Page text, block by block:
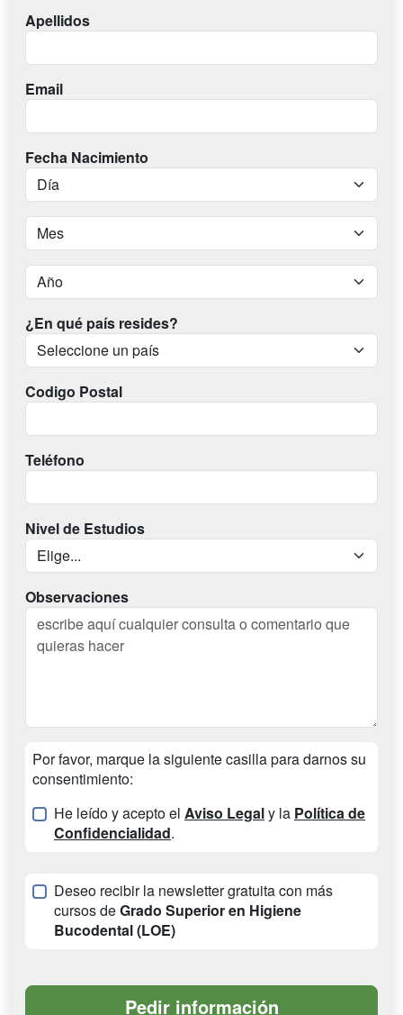
Apellidos
Email
Fecha Nacimiento
¿En qué país resides?
Codigo Postal
Teléfono
Nivel de Estudios
Observaciones
Por favor, marque la siguiente casilla para darnos su
consentimiento:
He leído y acepto el Aviso Legaly la Política de
Confidencialidad.
Deseo recibir la newsletter gratuita con más
cursos deGrado Superior en Higiene
Bucodental (LOE)